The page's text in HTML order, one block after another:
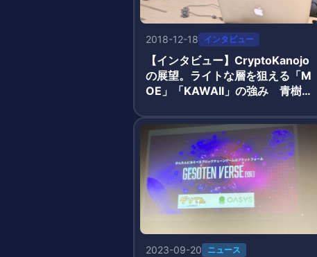
2018-12-18 インタビュー
【インタビュー】CryptoKanojo
の展望。ライトな層を狙える「M
OE」「KAWAII」の強み 青樹
2023-09-20 ニュース